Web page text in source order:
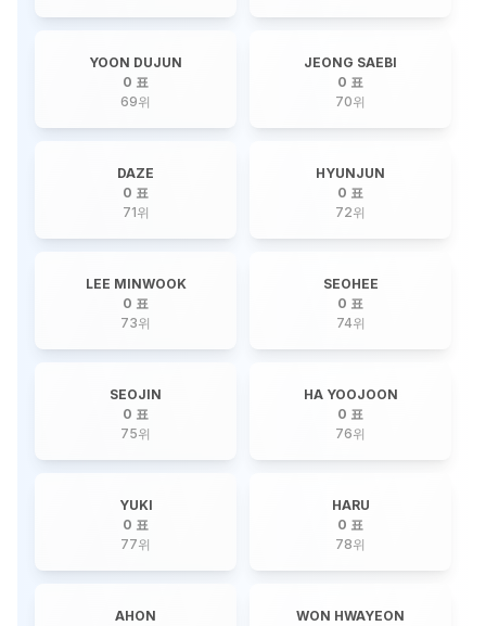
YOON DUJUN
0 표
69위
JEONG SAEBI
0 표
70위
DAZE
0 표
71위
HYUNJUN
0 표
72위
LEE MINWOOK
0 표
73위
SEOHEE
0 표
74위
SEOJIN
0 표
75위
HA YOOJOON
0 표
76위
YUKI
0 표
77위
HARU
0 표
78위
AHON
WON HWAYEON